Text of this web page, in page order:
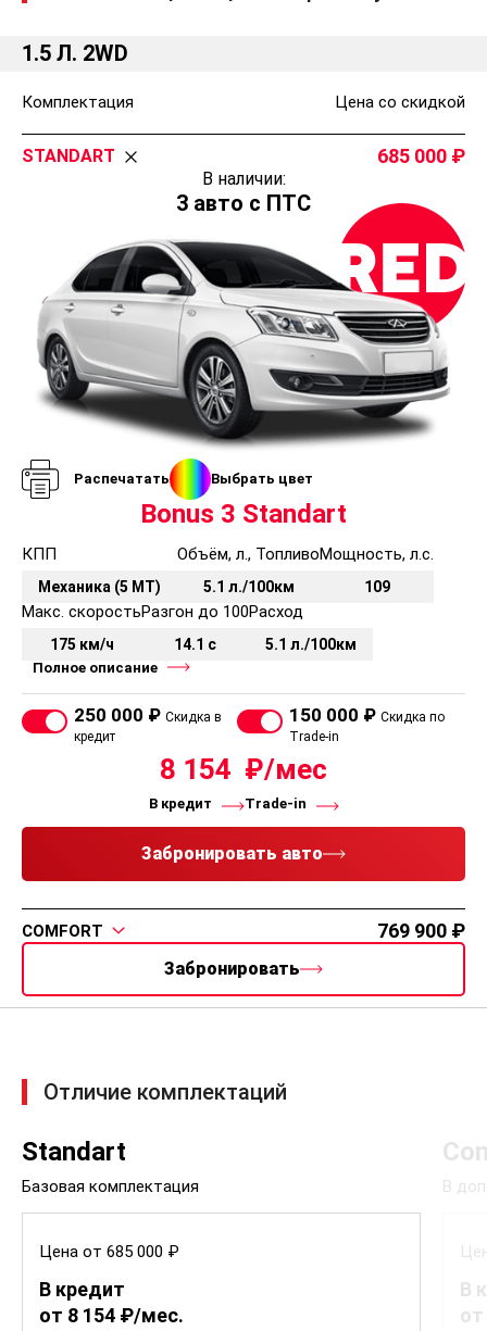
1.5 Л. 2WD
Комплектация Цена со скидкой
STANDART 685 000
В наличии:
3 авто с ПТС
Распечатать Выбрать цвет
Bonus 3 Standart
КПП
Механика (5 MT)
Объём, л., Топливо
5.1 л./100км
Мощность, л.с.
109
Макс. скорость
175 км/ч
Разгон до 100
14.1 с
Расход
5.1 л./100км
Полное описание
250 000 ₽ Скидка в
кредит
150 000 ₽ Скидка по
Trade-in
8 154
В кредит Trade-in
Забронировать авто
COMFORT 769 900
Забронировать
Отличие комплектаций
Standart
Базовая комплектация
Цена от 685 000 ₽
В кредит
от 8 154 ₽/мес.
В
В